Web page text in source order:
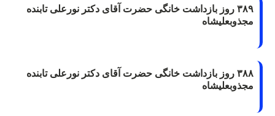
۳۸۹ روز بازداشت خانگی حضرت آقای دکتر نورعلی تابنده
مجذوبعلیشاه
۳۸۸ روز بازداشت خانگی حضرت آقای دکتر نورعلی تابنده
مجذوبعلیشاه